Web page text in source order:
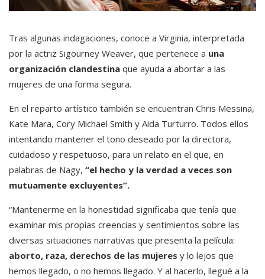
Tras algunas indagaciones, conoce a Virginia, interpretada
por la actriz Sigourney Weaver, que pertenece a una
organización clandestina que ayuda a abortar a las
mujeres de una forma segura.
En el reparto artístico también se encuentran Chris Messina,
Kate Mara, Cory Michael Smith y Aida Turturro. Todos ellos
intentando mantener el tono deseado por la directora,
cuidadoso y respetuoso, para un relato en el que, en
palabras de Nagy, “el hecho y la verdad a veces son
mutuamente excluyentes”.
“Mantenerme en la honestidad significaba que tenía que
examinar mis propias creencias y sentimientos sobre las
diversas situaciones narrativas que presenta la película:
aborto, raza, derechos de las mujeres y lo lejos que
hemos llegado, o no hemos llegado. Y al hacerlo, llegué a la